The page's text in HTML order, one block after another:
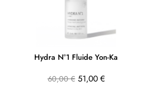
Hydra N°1 Fluide Yon-Ka
60,00€ 51,00 €